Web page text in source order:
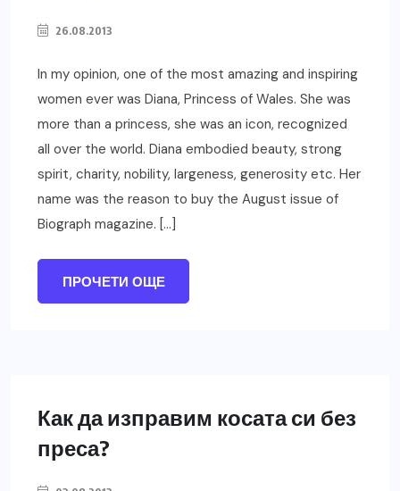
26.08.2013
In my opinion, one of the most amazing and inspiring
women ever was Diana, Princess of Wales. She was
more than a princess, she was an icon, recognized
all over the world. Diana embodied beauty, strong
spirit, charity, nobility, largeness, generosity etc. Her
name was the reason to buy the August issue of
Biograph magazine. […]
ПРОЧЕТИ ОЩЕ
Как да изправим косата си без
преса?